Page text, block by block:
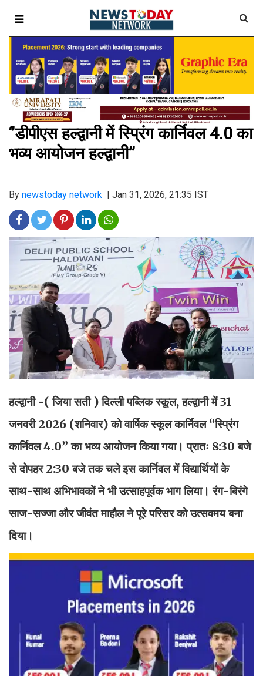
‘’डीपीएस हल्द्वानी में स्प्रिंग कार्निवल 4.0 का
भव्य आयोजन हल्द्वानी’’
By newstoday network Jan 31, 2026, 21:35 IST
हल्द्वानी -( जिया सती )दिल्ली पब्लिक स्कूल, हल्द्वानी में 31
जनवरी 2026 (शनिवार) को वार्षिक स्कूल कार्निवल “स्प्रिंग
कार्निवल 4.0” का भव्य आयोजन किया गया। प्रातः 8:30 बजे
से दोपहर 2:30 बजे तक चले इस कार्निवल में विद्यार्थियों के
साथ-साथ अभिभावकों ने भी उत्साहपूर्वक भाग लिया। रंग-बिरंगे
साज-सज्जा और जीवंत माहौल ने पूरे परिसर को उत्सवमय बना
दिया।